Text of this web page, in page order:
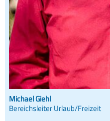
Michael Giehl
Bereichsleiter Urlaub/Freizeit